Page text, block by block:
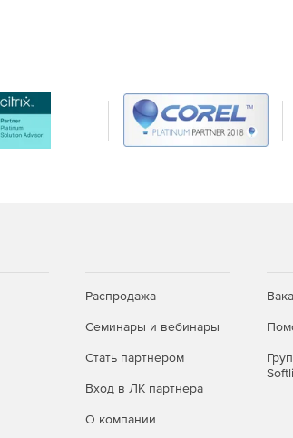
Распродажа
Семинары и вебинары
Стать партнером
Вход в ЛК партнера
О компании